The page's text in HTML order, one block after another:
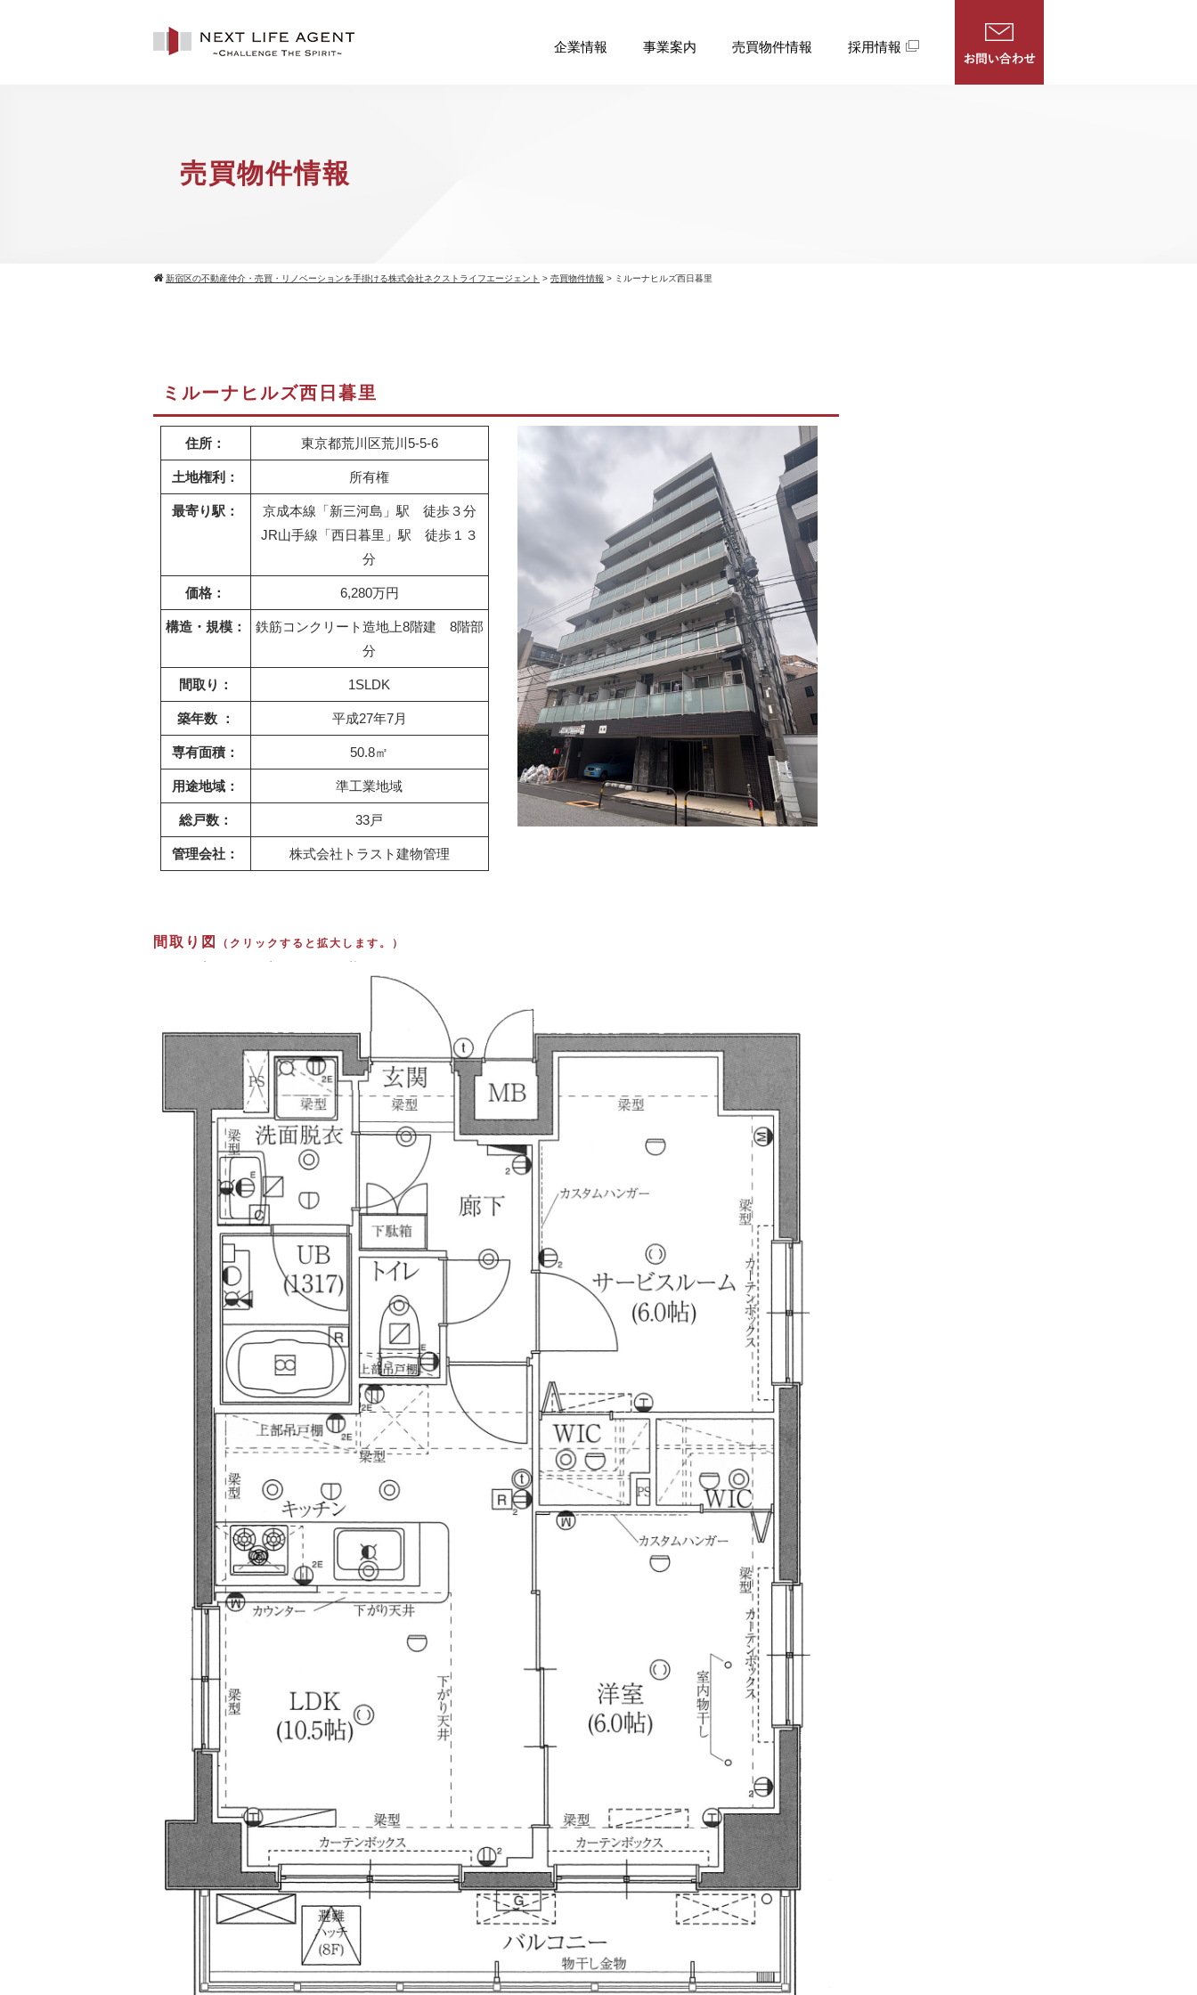
企業情報 事業案内 売買物件情報 採用情報
売買物件情報
新宿区の不動産仲介・売買・リノベーションを手掛ける株式会社ネクストライフエージェント > 売買物件情報 > ミルーナヒルズ西日暮里
ミルーナヒルズ西日暮里
住所： 東京都荒川区荒川5-5-6
土地権利： 所有権
最寄り駅：
京成本線「新三河島」駅 徒歩３分
JR山手線「西日暮里」駅 徒歩１３
分
価格： 6,280万円
構造・規模：
鉄筋コンクリート造地上8階建 8階部
分
間取り： 1SLDK
築年数 ： 平成27年7月
専有面積： 50.8㎡
用途地域： 準工業地域
総戸数： 33戸
管理会社： 株式会社トラスト建物管理
間取り図 （クリックすると拡大します。）